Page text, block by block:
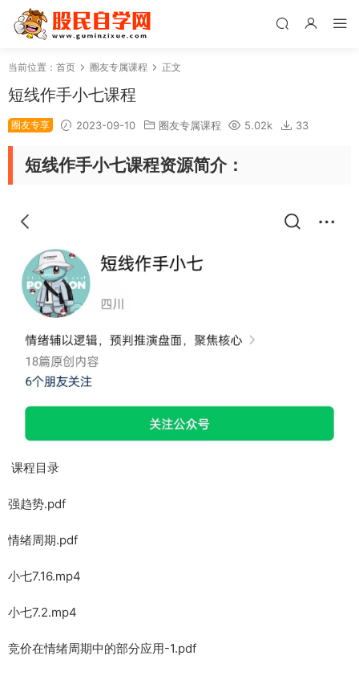
当前位置： 首页 圈友专属课程 正文
短线作手小七课程
圈友专享 2023-09-10 圈友专属课程 5.02k 33
短线作手小七课程资源简介：
课程目录
强趋势.pdf
情绪周期.pdf
小七7.16.mp4
小七7.2.mp4
竞价在情绪周期中的部分应用-1.pdf